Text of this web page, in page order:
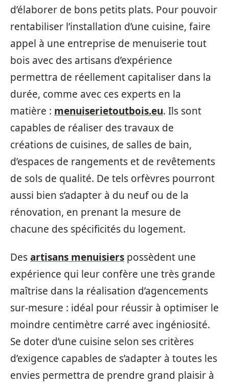
d’élaborer de bons petits plats. Pour pouvoir
rentabiliser l’installation d’une cuisine, faire
appel à une entreprise de menuiserie tout
bois avec des artisans d’expérience
permettra de réellement capitaliser dans la
durée, comme avec ces experts en la
matière : menuiserietoutbois.eu. Ils sont
capables de réaliser des travaux de
créations de cuisines, de salles de bain,
d’espaces de rangements et de revêtements
de sols de qualité. De tels orfèvres pourront
aussi bien s’adapter à du neuf ou de la
rénovation, en prenant la mesure de
chacune des spécificités du logement.
Desartisans menuisiers possèdent une
expérience qui leur confère une très grande
maîtrise dans la réalisation d’agencements
sur-mesure : idéal pour réussir à optimiser le
moindre centimètre carré avec ingéniosité.
Se doter d’une cuisine selon ses critères
d’exigence capables de s’adapter à toutes les
envies permettra de prendre grand plaisir à